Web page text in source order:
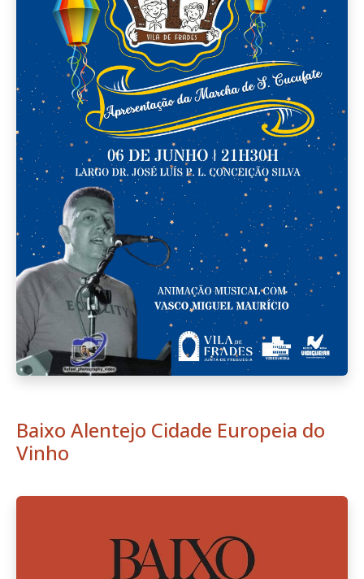
Baixo Alentejo Cidade Europeia do
Vinho